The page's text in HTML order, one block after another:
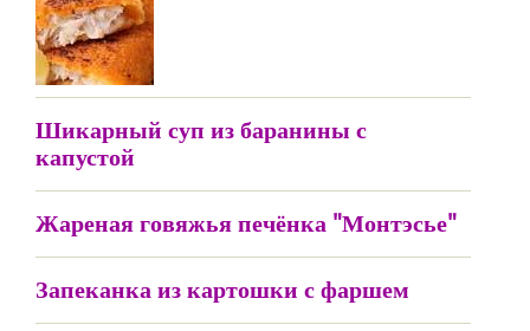
Шикарный суп из баранины с
капустой
Жареная говяжья печёнка "Монтэсье"
Запеканка из картошки с фаршем